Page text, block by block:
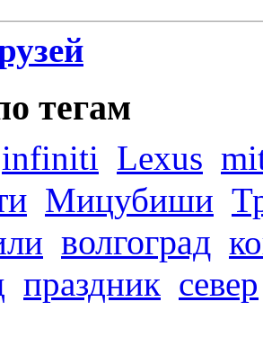
тегам
infiniti Lexus
Мицубиши
волгоград
праздник север